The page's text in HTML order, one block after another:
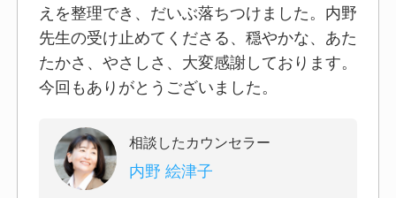
えを整理でき、だいぶ落ちつけました。内野
先生の受け止めてくださる、穏やかな、あた
たかさ、やさしさ、大変感謝しております。
今回もありがとうございました。
相談したカウンセラー
内野 絵津子